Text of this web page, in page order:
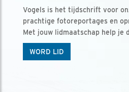
Vogels is het tijdschrift voor
prachtige fotoreportages en
Met jouw lidmaatschap help je
WORD LID